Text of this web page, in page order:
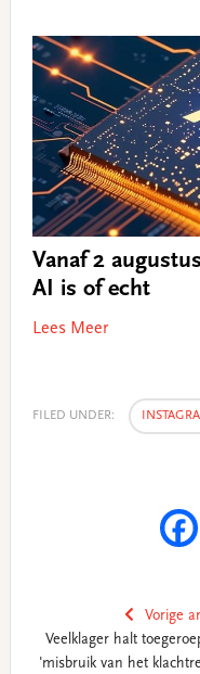
Vanaf 2
AI is of echt
Lees Meer
FILED UNDER:
Vorige
Veelklager halt
'misbruik van het